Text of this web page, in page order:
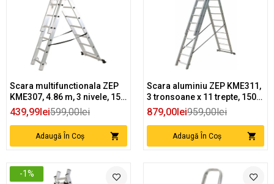
Scara multifunctionala ZEP
KME307, 4.86 m, 3 nivele, 150
kg, pliere compacta
439,99lei599,00lei
Adaugă În Coș
Scara aluminiu ZEP KME311,
3 tronsoane x 11 trepte, 150
kg, 810 cm inaltime maxima
879,00lei959,00lei
Adaugă În Coș
-1%